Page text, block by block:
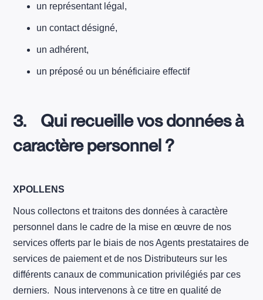
un représentant légal,
un contact désigné,
un adhérent,
un préposé ou un bénéficiaire effectif
3. Qui recueille vos données à
caractère personnel ?
XPOLLENS
Nous collectons et traitons des données à caractère
personnel dans le cadre de la mise en œuvre de nos
services offerts par le biais de nos Agents prestataires de
services de paiement et de nos Distributeurs sur les
différents canaux de communication privilégiés par ces
derniers. Nous intervenons à ce titre en qualité de